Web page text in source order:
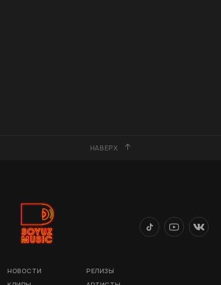
НАВЕРХ
НОВОСТИ
РЕЛИЗЫ